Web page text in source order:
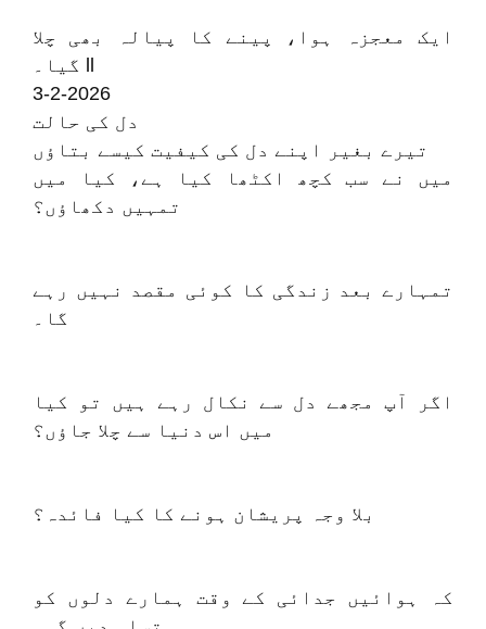
ایک معجزہ ہوا، پینے کا پیالہ بھی چلا
3-2-2026
دل کی حالت
تیرے بغیر اپنے دل کی کیفیت کیسے بتاؤں
میں نے سب کچھ اکٹھا کیا ہے، کیا میں
تمہیں دکھاؤں؟
تمہارے بعد زندگی کا کوئی مقصد نہیں رہے
گا۔
اگر آپ مجھے دل سے نکال رہے ہیں تو کیا
میں اس دنیا سے چلا جاؤں؟
بلا وجہ پریشان ہونے کا کیا فائدہ؟
کہ ہوائیں جدائی کے وقت ہمارے دلوں کو